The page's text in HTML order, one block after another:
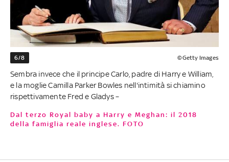
6/8 ©Getty Images
Sembra invece che il principe Carlo, padre di Harry e William,
e la moglie Camilla Parker Bowles nell'intimità si chiamino
rispettivamente Fred e Gladys –
Dal terzo Royal baby a Harry e Meghan: il 2018
della famiglia reale inglese. FOTO